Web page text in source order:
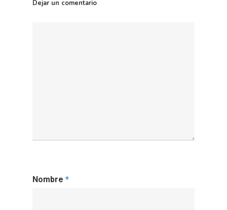
Dejar un comentario
Nombre *